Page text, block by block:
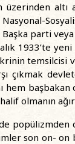
üzerinden
parti
1933’te
çıkmak
başbakan
olmanın
son on- on